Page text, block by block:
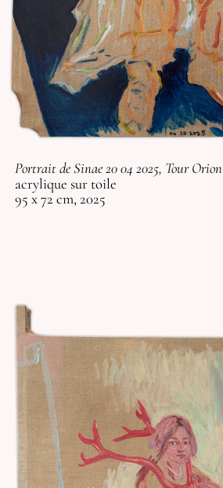
Portrait de Sinae 20 04 2025, Tour Orion
acrylique sur toile
95 x 72 cm, 2025